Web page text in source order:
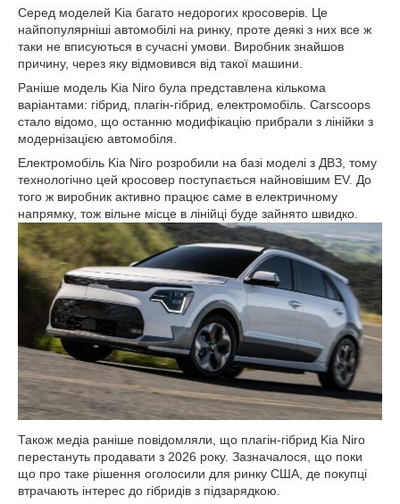
Серед моделей Kia багато недорогих кросоверів. Це
найпопулярніші автомобілі на ринку, проте деякі з них все ж
таки не вписуються в сучасні умови. Виробник знайшов
причину, через яку відмовився від такої машини.
Раніше модель Kia Niro була представлена кількома
варіантами: гібрид, плагін-гібрид, електромобіль. Carscoops
стало відомо, що останню модифікацію прибрали з лінійки з
модернізацією автомобіля.
Електромобіль Kia Niro розробили на базі моделі з ДВЗ, тому
технологічно цей кросовер поступається найновішим EV. До
того ж виробник активно працює саме в електричному
напрямку, тож вільне місце в лінійці буде зайнято швидко.
Також медіа раніше повідомляли, що плагін-гібрид Kia Niro
перестануть продавати з 2026 року. Зазначалося, що поки
що про таке рішення оголосили для ринку США, де покупці
втрачають інтерес до гібридів з підзарядкою.